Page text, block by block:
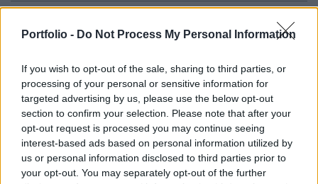
Portfolio - Do Not Process My Personal Information
If you wish to opt-out of the sale, sharing to third parties, or
processing of your personal or sensitive information for
targeted advertising by us, please use the below opt-out
section to confirm your selection. Please note that after your
opt-out request is processed you may continue seeing
interest-based ads based on personal information utilized by
us or personal information disclosed to third parties prior to
your opt-out. You may separately opt-out of the further
Erste Alapkezelő: "A főbb makrogazdasági tényezőket
nézve továbbra is viszonylag rózsás kép rajzolódik ki a
növekedésére utaló jelek. A gazdasági növekedési
kilátások globális viszonylatban kedvezőek, a kockázatok
azonban most már inkább lefelé mutatnak, egyre több
bank kezdi lefelé korrigálni a jövő évre vonatkozó...
KEDVES OLVASÓNK!